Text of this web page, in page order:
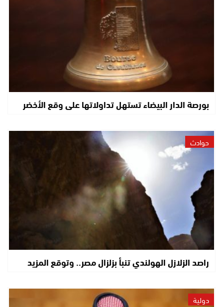
بورصة الدار البيضاء تستهل تداولاتها على وقع الأخضر
حوادث
راصد الزلازل الهولندي تنبأ بزلزال مصر.. وتوقع المزيد
دولية